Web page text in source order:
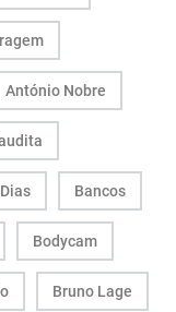
António Nobre
Bancos
Bodycam
Bruno Lage